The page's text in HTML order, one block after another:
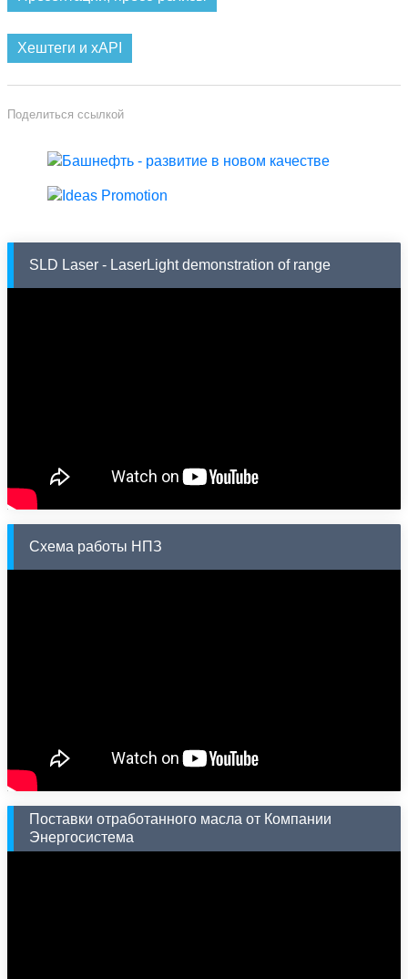
Хештеги и xAPI
Поделиться ссылкой
SLD Laser - LaserLight demonstration of range
Схема работы НПЗ
Поставки отработанного масла от Компании
Энергосистема